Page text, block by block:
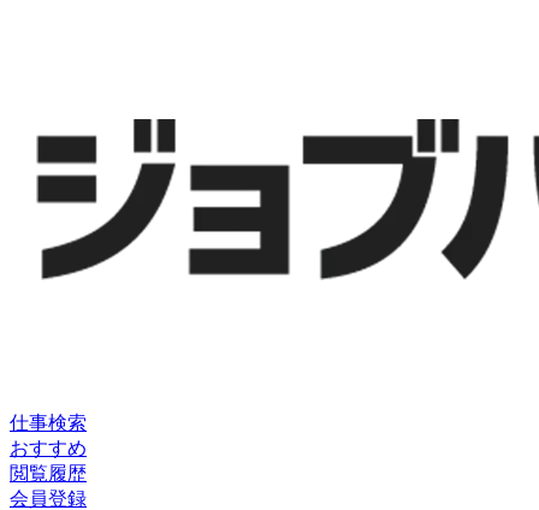
仕事検索
おすすめ
閲覧履歴
会員登録